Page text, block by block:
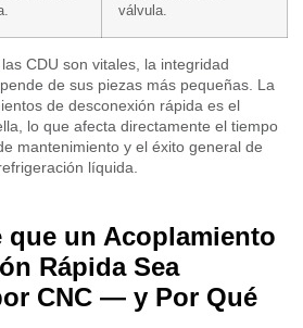
válvula.
CDU son vitales, la integridad
de sus piezas más pequeñas. La
de desconexión rápida es el
lo que afecta directamente el tiempo
mantenimiento y el éxito general de
líquida.
que un Acoplamiento
Rápida Sea
CNC — y Por Qué